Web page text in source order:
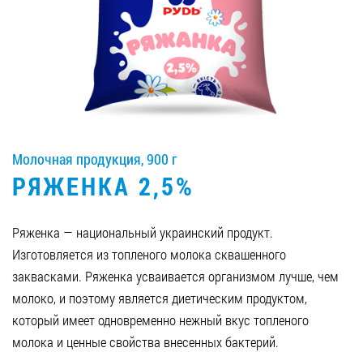
Контакты
Вакансии
ЗАКАЗАТЬ ПРОДУКЦИЮ «РУДЬ»:
СТАТЬ ПАРТНЕРОМ
0412 48 28 17
0412 42 29 23
Молочная продукция, 900 г
РЯЖЕНКА 2,5%
Ряженка — национальный украинский продукт.
Изготовляется из топленого молока сквашенного
заквасками. Ряженка усваивается организмом лучше, чем
молоко, и поэтому является диетическим продуктом,
который имеет одновременно нежный вкус топленого
молока и ценные свойства внесенных бактерий.